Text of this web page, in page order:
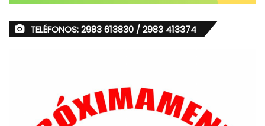
TELÉFONOS: 2983 613830 / 2983 413374